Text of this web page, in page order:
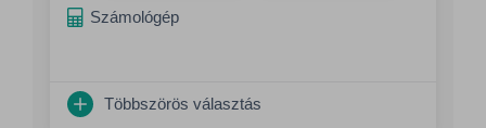
Számológép
Többszörös választás